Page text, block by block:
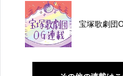
宝塚歌劇団